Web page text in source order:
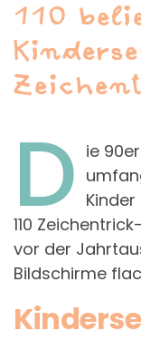
110
D ie
110
vor der
Bildschirme